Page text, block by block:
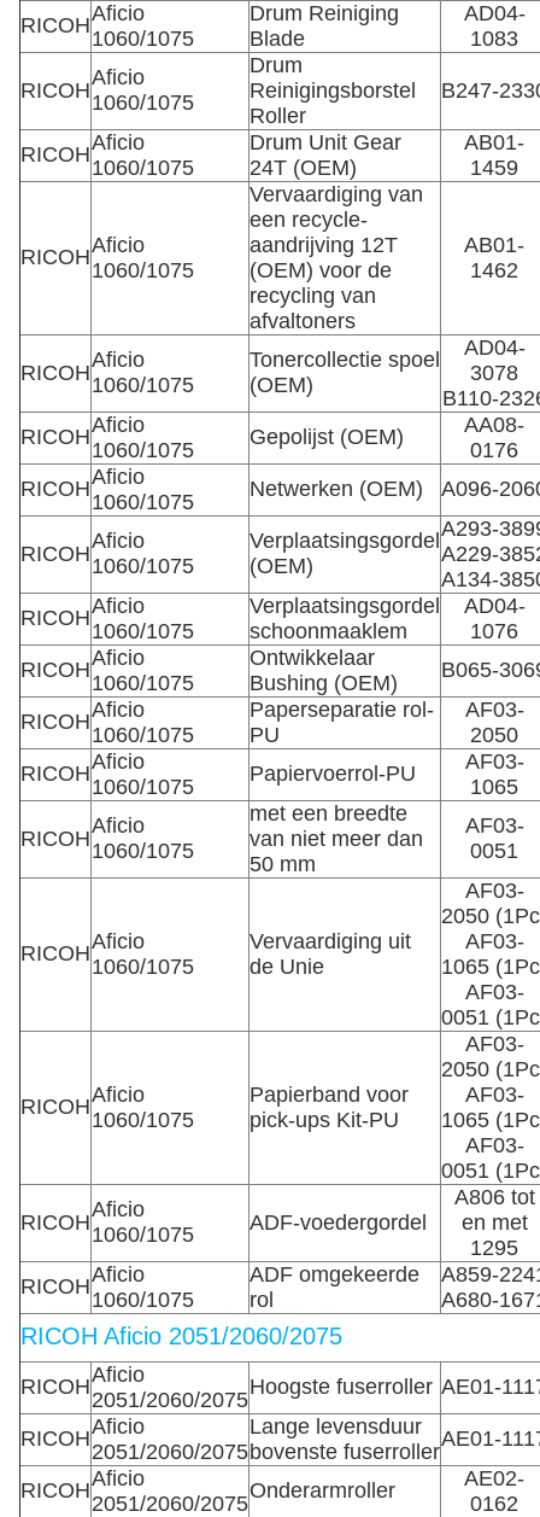
RICOHAficio
1060/1075
Drum Reiniging
Blade
AD04-
1083
RICOH
Aficio
1060/1075
Drum
Reinigingsborstel
Roller
B247-
RICOHAficio
1060/1075
Drum Unit Gear
24T (OEM)
AB01-
1459
RICOHAficio
1060/1075
Vervaardiging van
een recycle-
aandrijving 12T
(OEM) voor de
recycling van
afvaltoners
AB01-
1462
RICOH
Aficio
1060/1075
Tonercollectie spoel
(OEM)
AD04-
3078
B110-
RICOHAficio
1060/1075
Gepolijst (OEM)
AA08-
0176
RICOHAficio
1060/1075
Netwerken (OEM) A096-
RICOH
Aficio
1060/1075
Verplaatsingsgordel
(OEM)
A293-
A229-
A134-
RICOHAficio
1060/1075
Verplaatsingsgordel
schoonmaaklem
AD04-
1076
RICOHAficio
1060/1075
Ontwikkelaar
Bushing (OEM)
B065-
RICOHAficio
1060/1075
Paperseparatie rol-
PU
AF03-
2050
RICOHAficio
1060/1075
Papiervoerrol-PU
AF03-
1065
RICOH
Aficio
1060/1075
met een breedte
van niet meer dan
50 mm
AF03-
0051
RICOHAficio
1060/1075
Vervaardiging uit
de Unie
AF03-
2050
AF03-
1065
AF03-
0051
RICOHAficio
1060/1075
Papierband voor
pick-ups Kit-PU
AF03-
2050
AF03-
1065
AF03-
0051
RICOH
Aficio
1060/1075
ADF-voedergordel
A806 tot
en met
1295
RICOHAficio
1060/1075
ADF omgekeerde
rol
A859-
A680-
RICOH Aficio 2051/2060/2075
RICOHAficio
2051/2060/2075
Hoogste fuserroller AE01-
RICOHAficio
2051/2060/2075
Lange levensduur
bovenste fuserroller
AE01-
RICOHAficio
2051/2060/2075
Onderarmroller
AE02-
0162